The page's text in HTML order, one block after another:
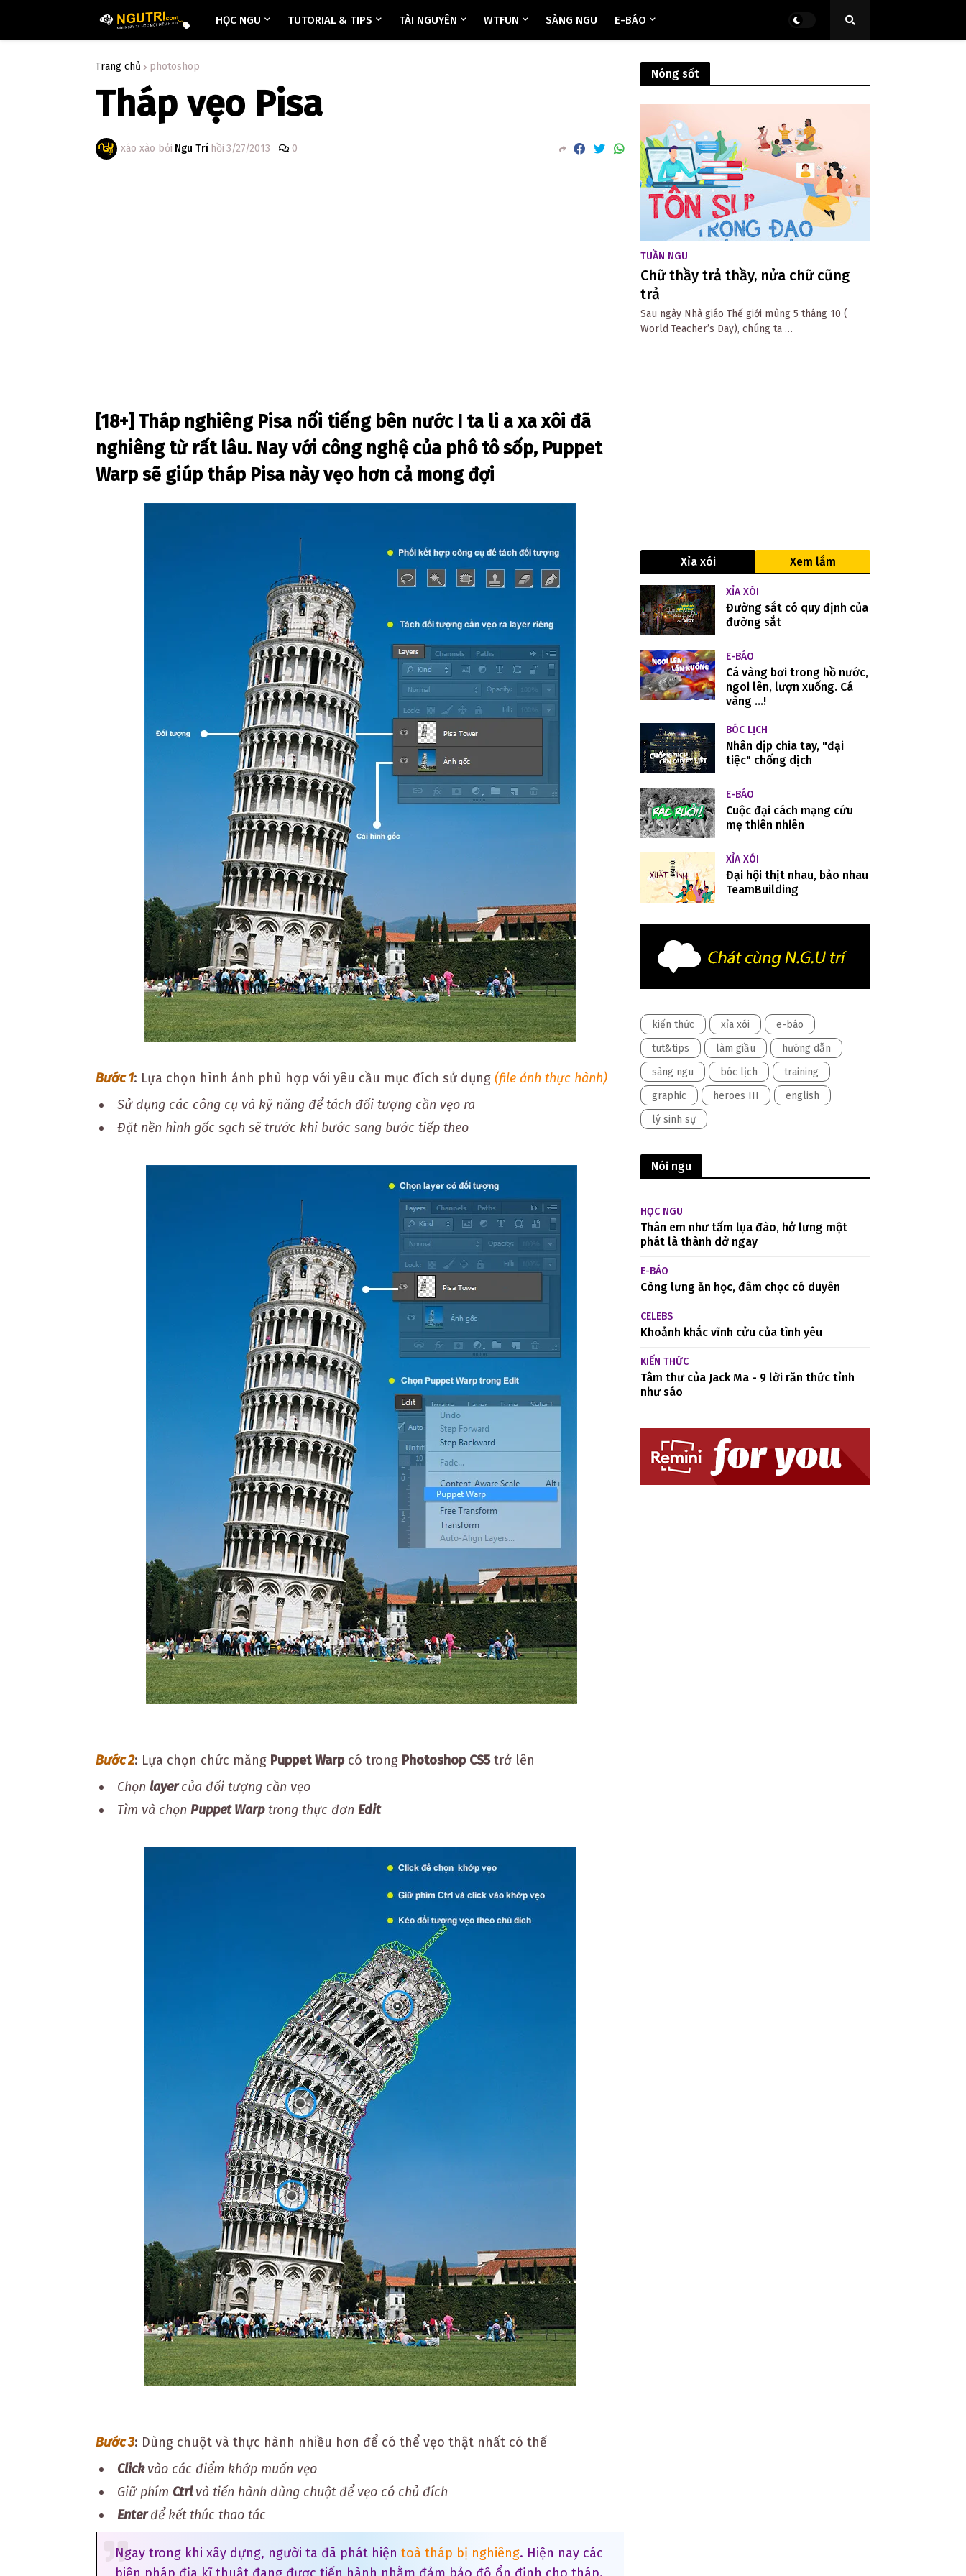
HỌC NGU TUTORIAL & TIPS TÀI NGUYÊN WTFUN SÀNG NGU E-BÁO
Trang chủ photoshop
Tháp vẹo Pisa
xáo xào bởi Ngu Trí hồi 3/27/2013 0
[18+] Tháp nghiêng Pisa nối tiếng bên nước I ta li a xa xôi đã
nghiêng từ rất lâu. Nay với công nghệ của phô tô sốp, Puppet
Warp sẽ giúp tháp Pisa này vẹo hơn cả mong đợi
Bước 1: Lựa chọn hình ảnh phù hợp với yêu cầu mục đích sử dụng (file ảnh thực hành)
Sử dụng các công cụ và kỹ năng để tách đối tượng cần vẹo ra
Đặt nền hình gốc sạch sẽ trước khi bước sang bước tiếp theo
Bước 2: Lựa chọn chức măng Puppet Warpcó trong Photoshop CS5trở lên
Chọn layercủa đối tượng cần vẹo
Tìm và chọn Puppet Warptrong thực đơn Edit
Bước 3: Dùng chuột và thực hành nhiều hơn để có thể vẹo thật nhất có thế
Clickvào các điểm khớp muốn vẹo
Giữ phím Ctrlvà tiến hành dùng chuột để vẹo có chủ đích
Enterđể kết thúc thao tác
Ngay trong khi xây dựng, người ta đã phát hiện toà tháp bị nghiêng. Hiện nay các
Nóng sốt
TUẦN NGU
Chữ thầy trả thầy, nửa chữ cũng
trả
Sau ngày Nhà giáo Thế giới mùng 5 tháng 10 (
World Teacher’s Day), chúng ta …
Xỉa xói Xem lắm
XỈA XÓI
Đường sắt có quy định của
đường sắt
E-BÁO
Cá vàng bơi trong hồ nước,
ngoi lên, lượn xuống. Cá
vàng ...!
BÓC LỊCH
Nhân dịp chia tay, "đại
tiệc" chống dịch
E-BÁO
Cuộc đại cách mạng cứu
mẹ thiên nhiên
XỈA XÓI
Đại hội thịt nhau, bảo nhau
TeamBuilding
kiến thức xỉa xói
e-báo
tut&tips
làm giầu
hướng dẫn
sàng ngu
bóc lịch
training
graphic
heroes III
english
lý sinh sự
Nói ngu
HỌC NGU
Thân em như tấm lụa đào, hở lưng một
phát là thành dở ngay
E-BÁO
Còng lưng ăn học, đâm chọc có duyên
CELEBS
Khoảnh khắc vĩnh cửu của tình yêu
KIẾN THỨC
Tâm thư của Jack Ma - 9 lời răn thức tỉnh
như sáo